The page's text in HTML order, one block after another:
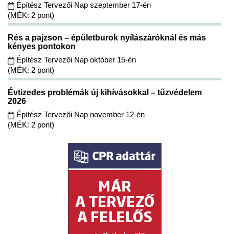
Építész Tervezői Nap szeptember 17-én
(MÉK: 2 pont)
Rés a pajzson – épületburok nyílászáróknál és más
kényes pontokon
Építész Tervezői Nap október 15-én
(MÉK: 2 pont)
Évtizedes problémák új kihívásokkal – tűzvédelem
2026
Építész Tervezői Nap november 12-én
(MÉK: 2 pont)